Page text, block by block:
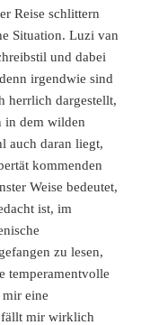
Reise schlittern
Situation. Luzi van
und dabei
irgendwie sind
herrlich dargestellt,
in dem wilden
auch daran liegt,
kommenden
Weise bedeutet,
ist, im
zu lesen,
temperamentvolle
eine
fällt mir wirklich